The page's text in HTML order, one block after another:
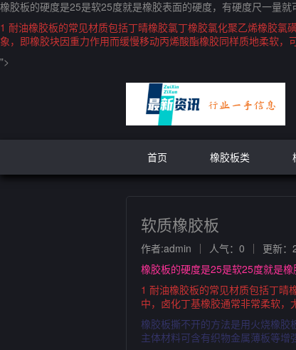
橡胶板的硬度是25是软25度就是橡胶表面的硬度，有硬度尺一量
1 耐油橡胶板的常见材质包括丁晴橡胶氯丁橡胶氯化聚乙烯橡胶
象，即橡胶块因重力作用而缓慢移动丙烯酸酯橡胶同样质地柔软，
">
首页 橡胶板类
软质橡胶板
作者:admin 人气：0
更新
橡胶板的硬度是25是软25度就是
1 耐油橡胶板的常见材质包括丁晴
中，卤化丁基橡胶通常非常柔软，
橡胶板撕不开的方法是用火烧橡
主体材料可含有织物金属薄板等增